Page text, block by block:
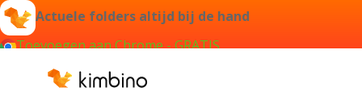
Actuele folders altijd bij de hand
Toevoegen aan Chrome - GRATIS